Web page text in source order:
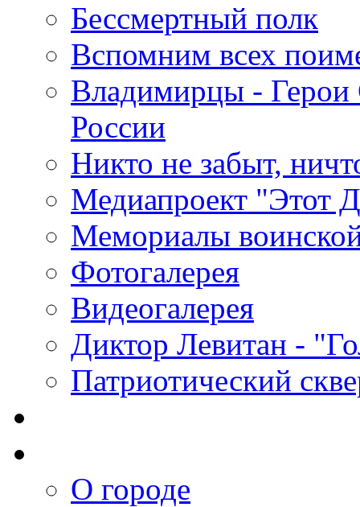
Бессмертный полк
Вспомним всех
Владимирцы - Герои
России
Никто не забыт,
Медиапроект "Этот
Мемориалы
Фотогалерея
Видеогалерея
Диктор Левитан -
Патриотический
О городе